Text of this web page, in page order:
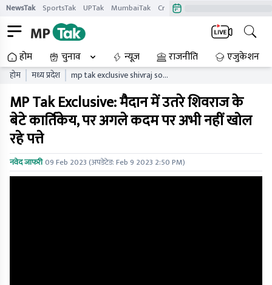
NewsTak SportsTak UPTak MumbaiTak CrimeTak
होम चुनाव न्यूज़ राजनीति एजुकेशन
होम मध्य प्रदेश
mp tak exclusive shivraj son
of vikas yatra but did not
say specifically he will come
into politics or not
MP Tak Exclusive: मैदान में उतरे शिवराज के
बेटे कार्तिकेय, पर अगले कदम पर अभी नहीं खोल
रहे पत्ते
नवेद जाफरी09 Feb 2023(अपडेटेड:Feb 9 2023 2:50 PM)